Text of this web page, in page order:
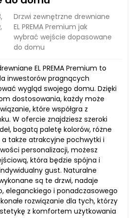
Drzwi zewnętrzne drewniane
EL PREMA Premium jak
wybrać wejście dopasowane
do domu
EL PREMA Premium to
inwestorów pragnących
wygląd swojego domu. Dzięki
dostosowania, każdy może
które współgra z
W ofercie znajdziesz szeroki
bogatą paletę kolorów, różne
a także atrakcyjne pochwytki i
personalizacji, możesz
która będzie spójna i
gust. Naturalne
są te drzwi, nadaje
eleganckiego i ponadczasowego
rozwiązanie dla tych, którzy
z komfortem użytkowania